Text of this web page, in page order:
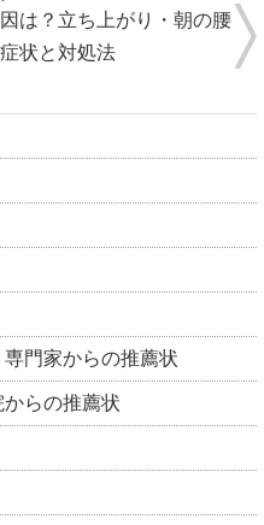
は？立ち上がり・朝の腰
状と対処法
門家からの推薦状
らの推薦状